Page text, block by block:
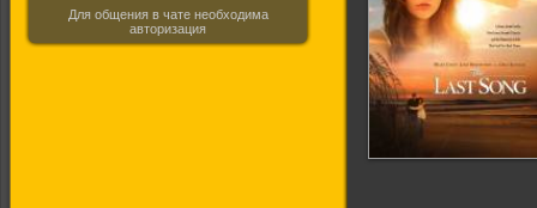
Для общения в чате необходима
авторизация